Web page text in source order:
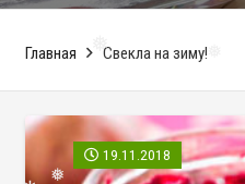
Главная Свекла на зиму!
19.11.2018